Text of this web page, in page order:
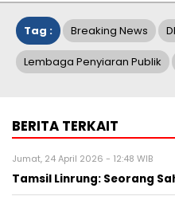
Tag : Breaking News
Lembaga Penyiaran Publik
BERITA TERKAIT
Jumat, 24 April 2026 - 12:48 WIB
Tamsil Linrung: Seorang